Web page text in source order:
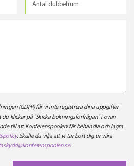
(GDPR) får vi inte registrera dina uppgifter
klickar på "Skicka bokningsförfrågan" i ovan
till att Konferenspoolen får behandla och lagra
. Skulle du vilja att vi tar bort dig ur våra
.